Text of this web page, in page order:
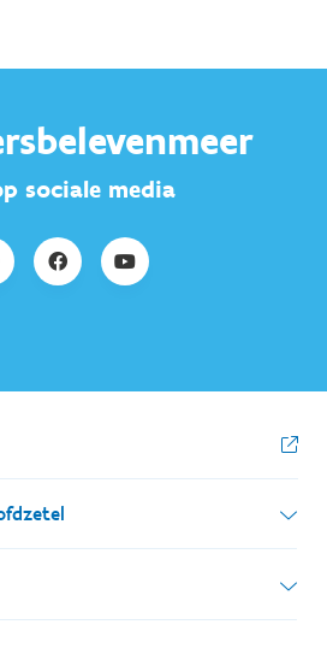
sociale media